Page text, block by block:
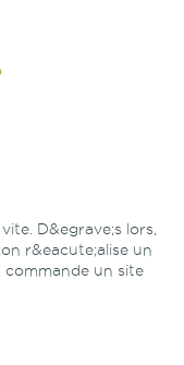
D&egrave;s lors,
r&eacute;alise un
un site